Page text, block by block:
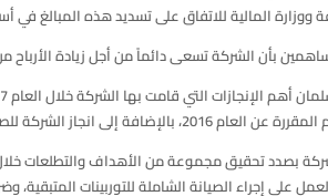
ووزارة المالية للاتفاق على تسديد هذه المبالغ في
بأن الشركة تسعى دائماً من أجل زيادة الأرباح من
الشاملة للتوربينين الغازيين وتسديد القرض للبنك الوطني وربط ودائع لصالح الشركة في البنوك المحلية.